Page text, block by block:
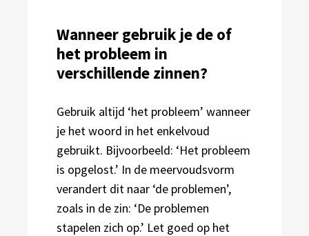
Wanneer gebruik je de of
het probleem in
verschillende zinnen?
Gebruik altijd ‘het probleem’ wanneer
je het woord in het enkelvoud
gebruikt. Bijvoorbeeld: ‘Het probleem
is opgelost.’ In de meervoudsvorm
verandert dit naar ‘de problemen’,
zoals in de zin: ‘De problemen
stapelen zich op.’ Let goed op het